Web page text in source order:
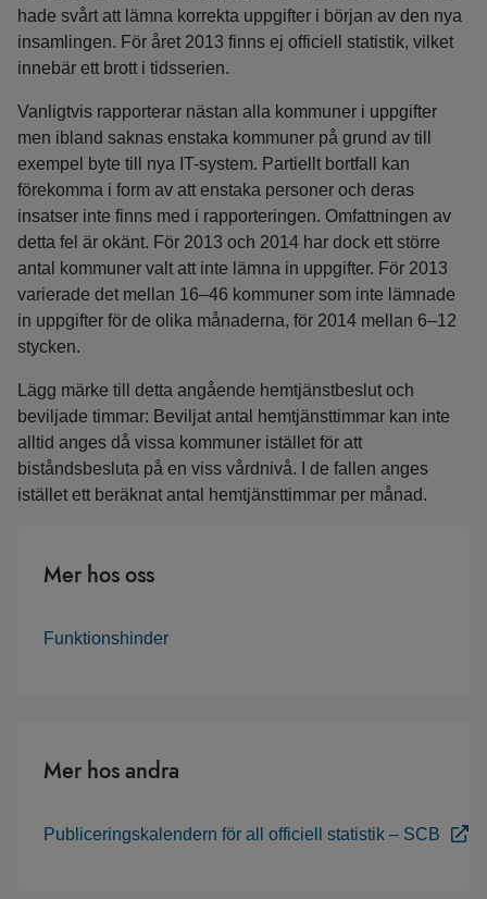
hade svårt att lämna korrekta uppgifter i början av den nya
insamlingen. För året 2013 finns ej officiell statistik, vilket
innebär ett brott i tidsserien.
Vanligtvis rapporterar nästan alla kommuner i uppgifter
men ibland saknas enstaka kommuner på grund av till
exempel byte till nya IT-system. Partiellt bortfall kan
förekomma i form av att enstaka personer och deras
insatser inte finns med i rapporteringen. Omfattningen av
detta fel är okänt. För 2013 och 2014 har dock ett större
antal kommuner valt att inte lämna in uppgifter. För 2013
varierade det mellan 16–46 kommuner som inte lämnade
in uppgifter för de olika månaderna, för 2014 mellan 6–12
stycken.
Lägg märke till detta angående hemtjänstbeslut och
beviljade timmar: Beviljat antal hemtjänsttimmar kan inte
alltid anges då vissa kommuner istället för att
biståndsbesluta på en viss vårdnivå.
I de fallen anges
istället ett beräknat antal hemtjänsttimmar per månad.
Mer hos oss
Funktionshinder
Mer hos andra
Publiceringskalendern för all officiell statistik – SCB